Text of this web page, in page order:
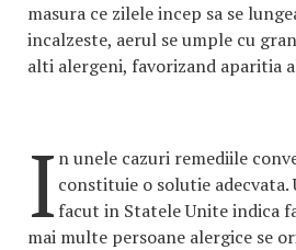
masura ce zilele incep sa se
incalzeste, aerul se umple cu
alti alergeni, favorizand aparitia
I n unele cazuri remediile
constituie o solutie
facut in Statele Unite indica
mai multe persoane alergice se